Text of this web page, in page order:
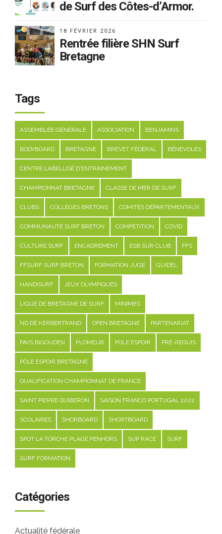
de Surf des Côtes-d’Armor.
18 FÉVRIER 2026
Rentrée filière SHN Surf
Bretagne
Tags
ASSEMBLÉE GÉNÉRALE ASSOCIATION BENJAMINS
BODYBOARD BRETAGNE BREVET FÉDÉRAL BÉNÉVOLES
CENTRE LABELLISÉ D'ENTRAINEMENT
CHAMPIONNAT BRETAGNE CLASSE DE MER DE SURF
CLUBS COLLÈGES BRETONS COMITÉS DÉPARTEMENTAUX
COMMUNAUTÉ SURF BRETON COMPÉTITION COVID
CULTURE SURF ENCADREMENT ESB SUR CLUB FFS
FFSURF SURF BRETON FORMATION JUGE GUIDEL
HANDISURF JEUX OLYMPIQUES
LIGUE DE BRETAGNE DE SURF MINIMES
ND DE KERBERTRAND OPEN BRETAGNE PARTENARIAT
PAYS BIGOUDEN PLOMEUR POLE ESPOIR PRÉ-REQUIS
PÔLE ESPOIR BRETAGNE
QUALIFICATION CHAMPIONNAT DE FRANCE
SAINT PIERRE QUIBERON SAISON FRANCO PORTUGAL 2022
SCOLAIRES SHORBOARD SHORTBOARD
SPOT LA TORCHE PLAGE PENHORS SUP RACE SURF
SURF FORMATION
Catégories
Actualité fédérale